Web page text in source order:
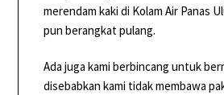
merendam kaki di Kolam Air Panas
pun berangkat pulang.
Ada juga kami berbincang untuk
disebabkan kami tidak membawa